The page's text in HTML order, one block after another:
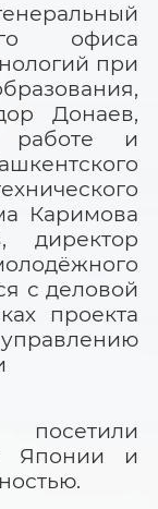
офиса
при
Донаев,
работе и
Каримова
директор
с деловой
проекта
Японии и